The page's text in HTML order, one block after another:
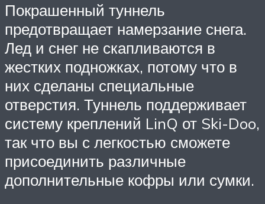
Покрашенный туннель
предотвращает намерзание снега.
Лед и снег не скапливаются в
жестких подножках, потому что в
них сделаны специальные
отверстия. Туннель поддерживает
систему креплений LinQ от Ski-Doo,
так что вы с легкостью сможете
присоединить различные
дополнительные кофры или сумки.